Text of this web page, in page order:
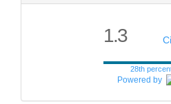
1.3
28th
Powered by